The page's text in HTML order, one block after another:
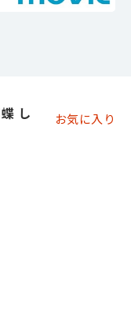
し
お気に入り